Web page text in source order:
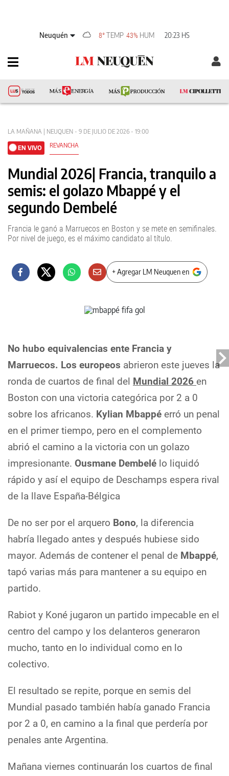
Neuquén 8°TEMP 43% HUM 20:23 HS
LA MAÑANA | NEUQUEN - 9 DE JULIO DE 2026 - 19:00
EN VIVO REVANCHA
Mundial 2026| Francia, tranquilo a
semis: el golazo Mbappé y el
segundo Dembelé
Francia le ganó a Marruecos en Boston y se mete en semifinales.
Por nivel de juego, es el máximo candidato al título.
+ Agregar LM Neuquen en
No hubo equivalencias ente Francia y
Marruecos. Los europeos abrieron este jueves la
ronda de cuartos de final del Mundial 2026 en
Boston con una victoria categórica por 2 a 0
sobre los africanos. Kylian Mbappé erró un penal
en el primer tiempo, pero en el complemento
abrió el camino a la victoria con un golazo
impresionante. Ousmane Dembelé lo liquidó
rápido y así el equipo de Deschamps espera rival
de la llave España-Bélgica
De no ser por el arquero Bono, la diferencia
habría llegado antes y después hubiese sido
mayor. Además de contener el penal de Mbappé,
tapó varias más para mantener a su equipo en
partido.
Rabiot y Koné jugaron un partido impecable en el
centro del campo y los delanteros generaron
mucho, tanto en lo individual como en lo
colectivo.
El resultado se repite, porque en semis del
Mundial pasado también había ganado Francia
por 2 a 0, en camino a la final que perdería por
penales ante Argentina.
Mañana viernes continuarán los cuartos de final